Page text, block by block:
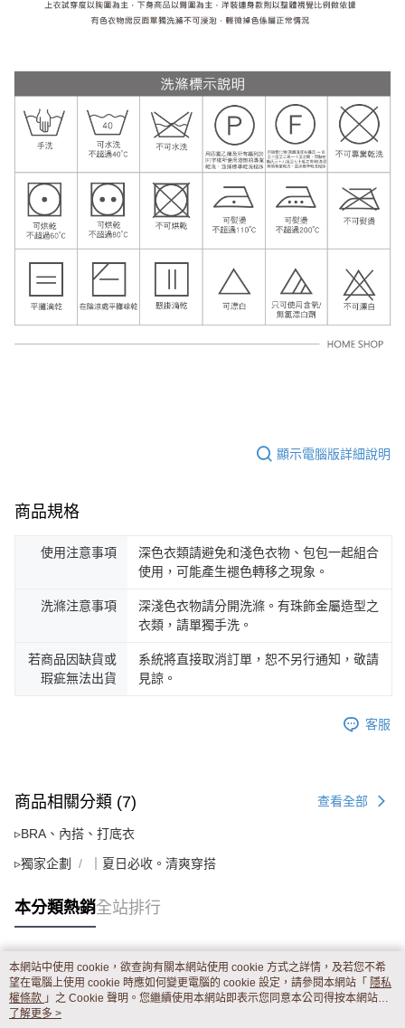
顯示電腦版詳細說明
商品規格
使用注意事項
深色衣類請避免和淺色衣物、包包一起組合
使用，可能產生褪色轉移之現象。
洗滌注意事項
深淺色衣物請分開洗滌。有珠飾金屬造型之
衣類，請單獨手洗。
若商品因缺貨或
瑕疵無法出貨
系統將直接取消訂單，恕不另行通知，敬請
見諒。
客服
商品相關分類 (7) 查看全部
▹BRA、內搭、打底衣
▹獨家企劃 ｜夏日必收。清爽穿搭
本分類熱銷全站排行
熱門標籤
本網站中使用 cookie，欲查詢有關本網站使用 cookie 方式之詳情，及若您不希
望在電腦上使用 cookie 時應如何變更電腦的 cookie 設定，請參閱本網站「 隱私
權條款 」之 Cookie 聲明。您繼續使用本網站即表示您同意本公司得按本網站使
用條款之 Cookie 聲明使用 cookie。
了解更多 >